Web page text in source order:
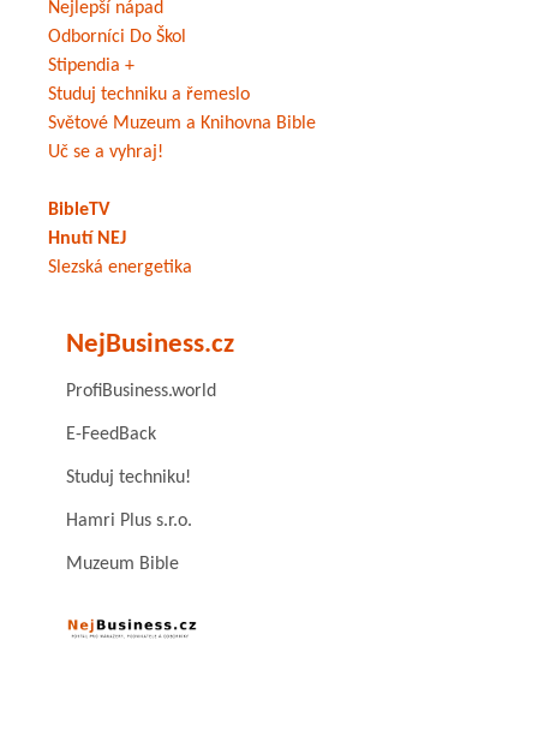
Nejlepší nápad
Odborníci Do Škol
Stipendia +
Studuj techniku a řemeslo
Světové Muzeum a Knihovna Bible
Uč se a vyhraj!
BibleTV
Hnutí NEJ
Slezská energetika
NejBusiness.cz
ProfiBusiness.world
E-FeedBack
Studuj techniku!
Hamri Plus s.r.o.
Muzeum Bible